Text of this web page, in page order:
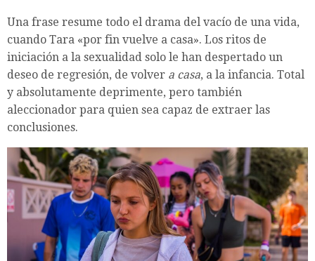
Una frase resume todo el drama del vacío de una vida,
cuando Tara «por fin vuelve a casa». Los ritos de
iniciación a la sexualidad solo le han despertado un
deseo de regresión, de volver a casa, a la infancia. Total
y absolutamente deprimente, pero también
aleccionador para quien sea capaz de extraer las
conclusiones.